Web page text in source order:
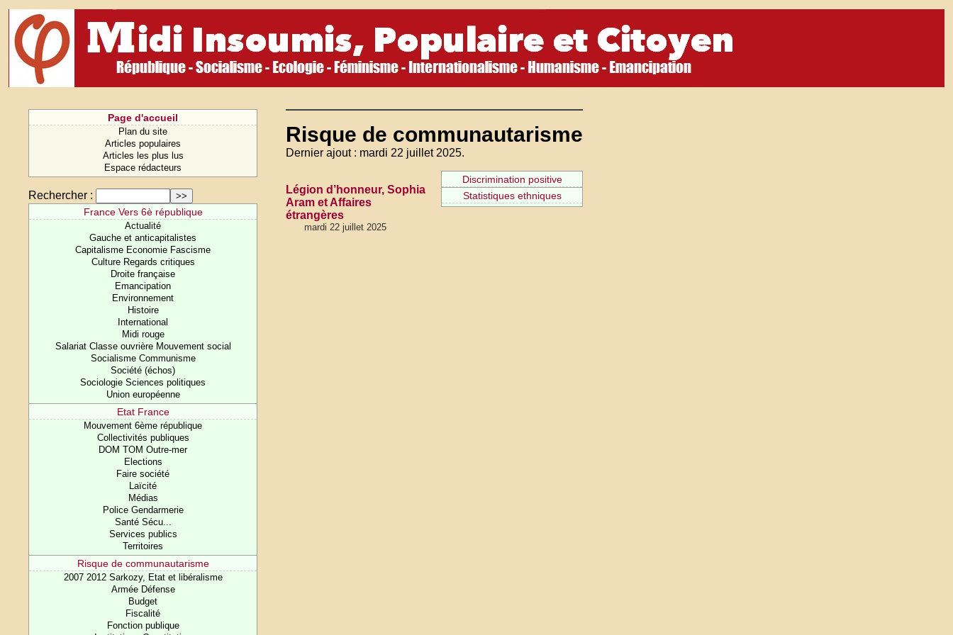
Page d'accueil
Plan du site
Articles populaires
Articles les plus lus
Espace rédacteurs
Rechercher :
France Vers 6è république
Actualité
Gauche et anticapitalistes
Capitalisme Economie Fascisme
Culture Regards critiques
Droite française
Emancipation
Environnement
Histoire
International
Midi rouge
Salariat Classe ouvrière Mouvement social
Socialisme Communisme
Société (échos)
Sociologie Sciences politiques
Union européenne
Etat France
Mouvement 6ème république
Collectivités publiques
DOM TOM Outre-mer
Elections
Faire société
Laïcité
Médias
Police Gendarmerie
Santé Sécu...
Services publics
Territoires
Risque de communautarisme
2007 2012 Sarkozy, Etat et libéralisme
Armée Défense
Budget
Fiscalité
Fonction publique
Risque de communautarisme
Dernier ajout : mardi 22 juillet 2025.
Discrimination positive
Statistiques ethniques
Légion d’honneur, Sophia
Aram et Affaires
étrangères
mardi 22 juillet 2025